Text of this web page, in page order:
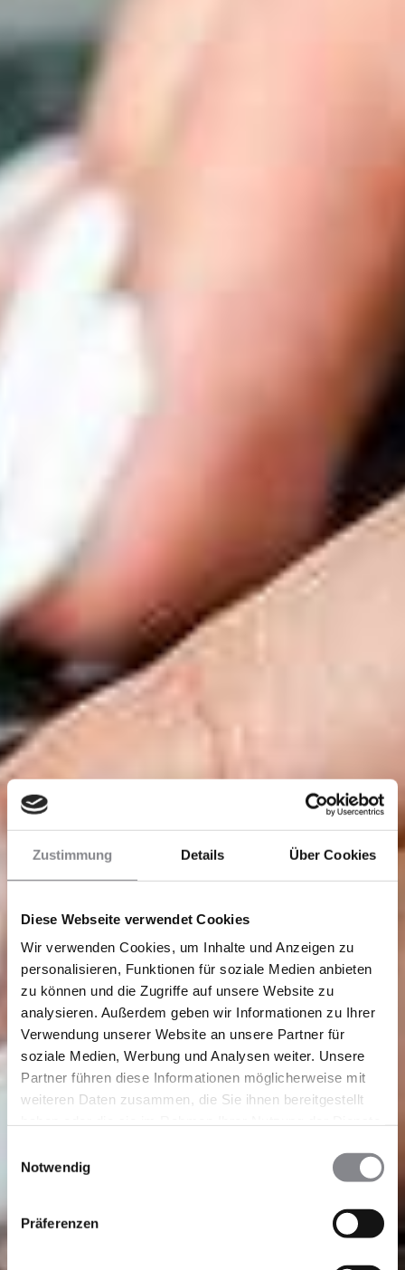
Zustimmung Details Über Cookies
Diese Webseite verwendet Cookies
Wir verwenden Cookies, um Inhalte und Anzeigen zu
personalisieren, Funktionen für soziale Medien anbieten
zu können und die Zugriffe auf unsere Website zu
analysieren. Außerdem geben wir Informationen zu Ihrer
Verwendung unserer Website an unsere Partner für
soziale Medien, Werbung und Analysen weiter. Unsere
Partner führen diese Informationen möglicherweise mit
weiteren Daten zusammen, die Sie ihnen bereitgestellt
Notwendig
Präferenzen